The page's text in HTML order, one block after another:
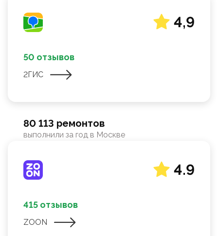
4,9
50 отзывов
2ГИС
80 113 ремонтов
выполнили за год в Москве
4.9
415 отзывов
ZOON